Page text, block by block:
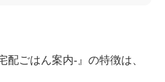
配ごはん案内‐』の特徴は、